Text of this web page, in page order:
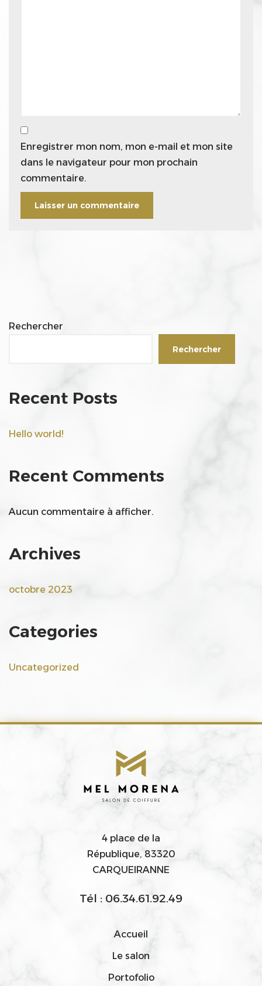
Enregistrer mon nom, mon e-mail et mon site
dans le navigateur pour mon prochain
commentaire.
Rechercher
Rechercher
Recent Posts
Hello world!
Recent Comments
Aucun commentaire à afficher.
Archives
octobre 2023
Categories
Uncategorized
4 place de la
République, 83320
CARQUEIRANNE
Tél : 06.34.61.92.49
Accueil
Le salon
Portofolio